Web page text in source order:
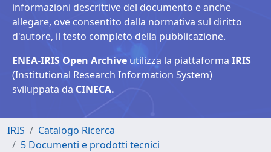
informazioni descrittive del documento e anche
allegare, ove consentito dalla normativa sul diritto
d'autore, il testo completo della pubblicazione.
ENEA-IRIS Open Archive utilizza la piattaforma IRIS
(Institutional Research Information System)
sviluppata da CINECA.
IRIS
Catalogo Ricerca
5 Documenti e prodotti tecnici